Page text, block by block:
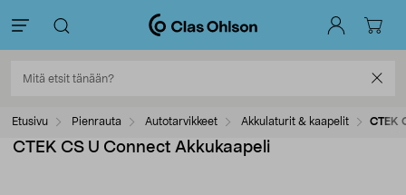
Etusivu Pienrauta Autotarvikkeet Akkulaturit & kaapelit CTEK
CTEK CS U Connect Akkukaapeli